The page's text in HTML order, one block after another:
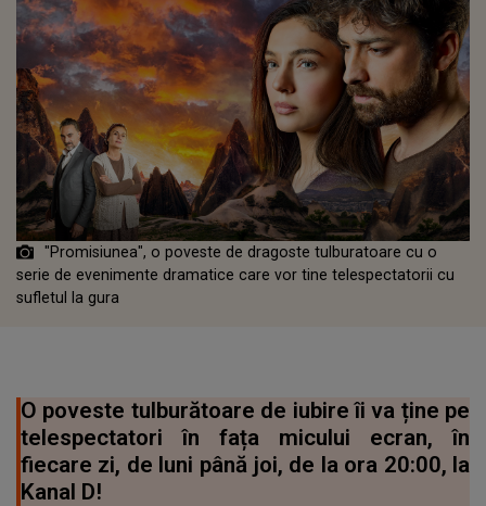
"Promisiunea", o poveste de dragoste tulburatoare cu o
serie de evenimente dramatice care vor tine telespectatorii cu
sufletul la gura
O poveste tulburătoare de iubire îi va ține pe
telespectatori în fața micului ecran, în
fiecare zi, de luni până joi, de la ora 20:00, la
Kanal D!